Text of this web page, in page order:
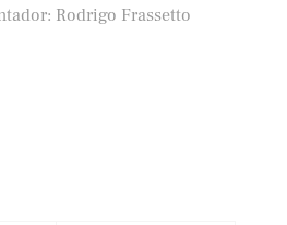
Rodrigo Frassetto